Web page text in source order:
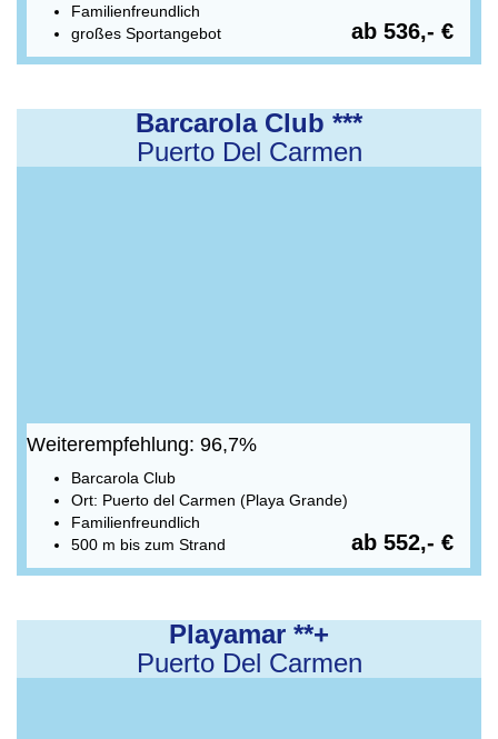
Familienfreundlich
großes Sportangebot
ab 536,- €
Barcarola Club ***
Puerto Del Carmen
Weiterempfehlung: 96,7%
Barcarola Club
Ort: Puerto del Carmen (Playa Grande)
Familienfreundlich
500 m bis zum Strand
ab 552,- €
Playamar **+
Puerto Del Carmen